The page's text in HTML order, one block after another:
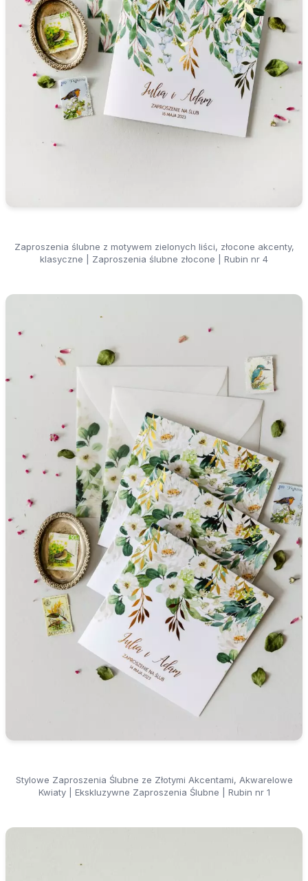
Zaproszenia ślubne z motywem zielonych liści, złocone akcenty,
klasyczne | Zaproszenia ślubne złocone | Rubin nr 4
Stylowe Zaproszenia Ślubne ze Złotymi Akcentami, Akwarelowe
Kwiaty | Ekskluzywne Zaproszenia Ślubne | Rubin nr 1